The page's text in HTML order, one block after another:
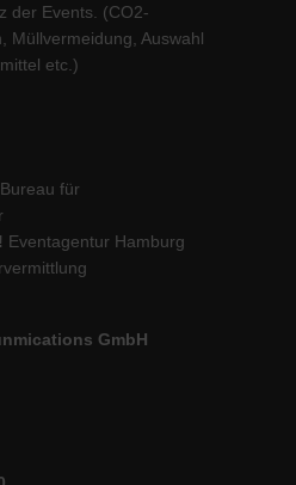
der Events. (CO2-
Müllvermeidung, Auswahl
etc.)
Bureau für
Eventagentur Hamburg
GmbH